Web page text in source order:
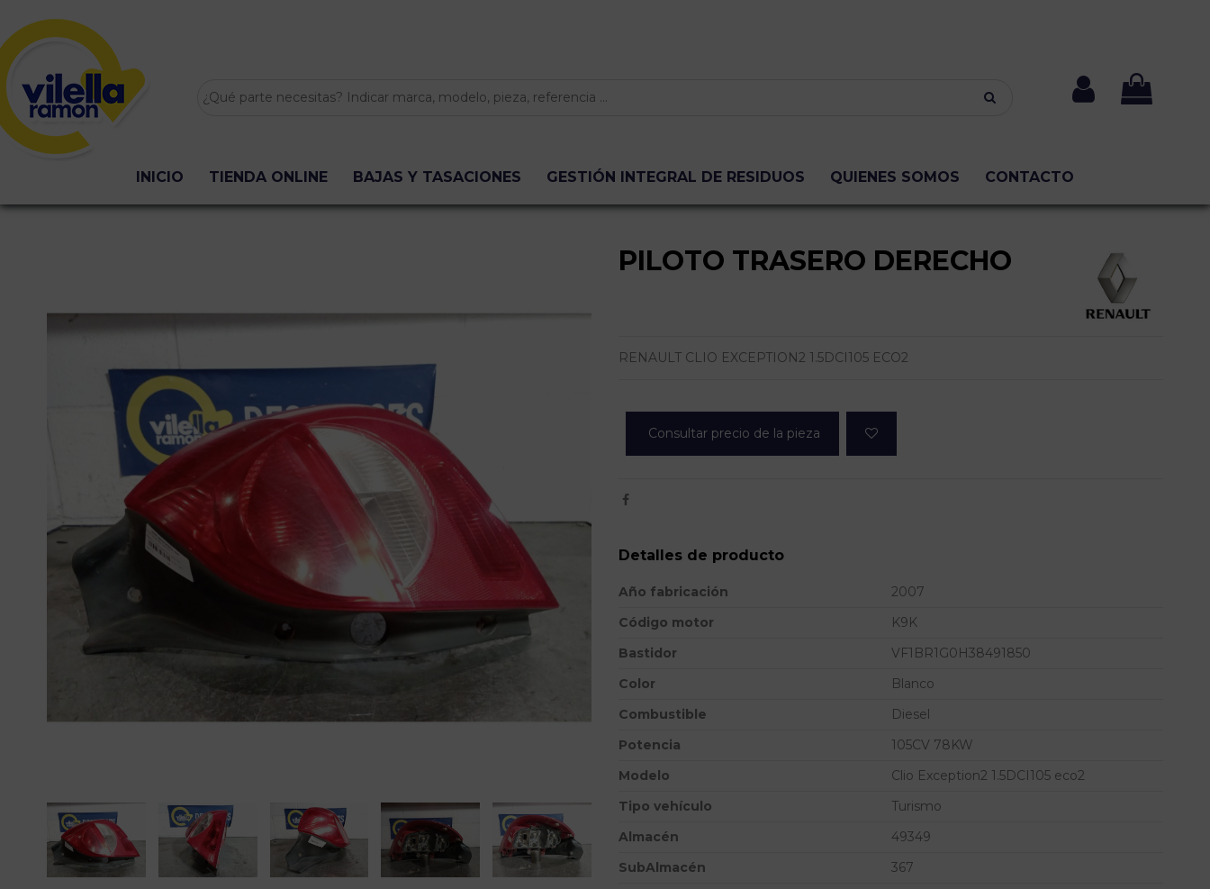
INICIO TIENDA ONLINE BAJAS Y TASACIONES GESTIÓN INTEGRAL DE RESIDUOS QUIENES SOMOS CONTACTO
PILOTO TRASERO DERECHO
RENAULT CLIO EXCEPTION2 1.5DCI105 ECO2
Consultar precio de la pieza
Detalles de producto
Año fabricación
2007
Código motor
K9K
Bastidor
VF1BR1G0H38491850
Color
Blanco
Combustible
Diesel
Potencia
105CV 78KW
Modelo
Clio Exception2 1.5DCI105 eco2
Tipo vehículo
Turismo
Almacén
49349
SubAlmacén
367